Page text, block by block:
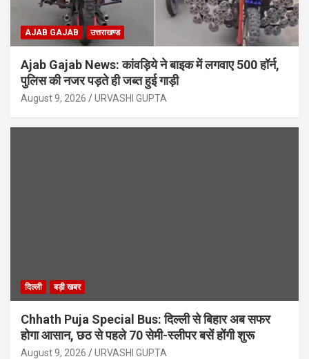
AJAB GAJAB उत्तराखण्ड
Ajab Gajab News: कांवड़िये ने बाइक में लगवाए 500 हॉर्न,
पुलिस की नजर पड़ते ही जब्त हुई गाड़ी
August 9, 2026 URVASHI GUPTA
दिल्ली बड़ी खबर
Chhath Puja Special Bus: दिल्ली से बिहार अब सफर
होगा आसान, छठ से पहले 70 सेमी-स्लीपर बसें होंगी शुरू
August 9, 2026 URVASHI GUPTA